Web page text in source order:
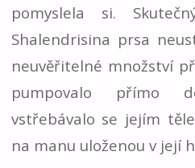
pomyslela si.
Shalendrisina prsa
neuvěřitelné množství
pumpovalo přímo
vstřebávalo se jejím
na manu uloženou v její